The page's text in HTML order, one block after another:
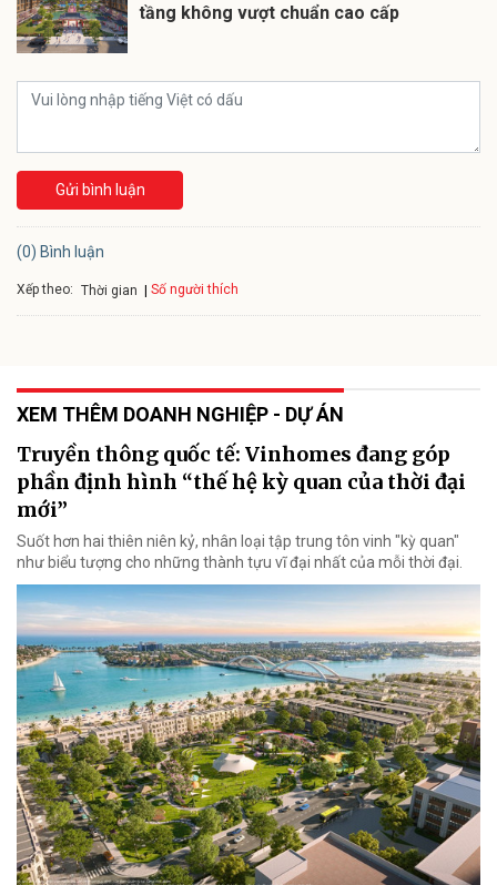
tầng không vượt chuẩn cao cấp
Gửi bình luận
(0) Bình luận
Xếp theo: Thời gian Số người thích
XEM THÊM DOANH NGHIỆP - DỰ ÁN
Truyền thông quốc tế: Vinhomes đang góp
phần định hình “thế hệ kỳ quan của thời đại
mới”
Suốt hơn hai thiên niên kỷ, nhân loại tập trung tôn vinh "kỳ quan"
như biểu tượng cho những thành tựu vĩ đại nhất của mỗi thời đại.